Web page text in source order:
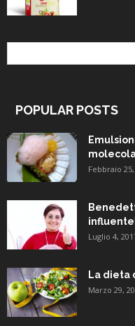
POPULAR POSTS
Febbraio
Luglio 4,
La dieta
Marzo 29,